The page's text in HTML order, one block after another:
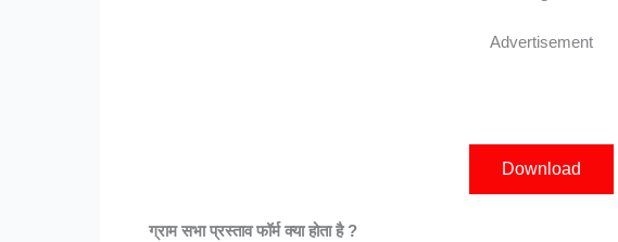
Advertisement
Download
ग्राम सभा प्रस्ताव फॉर्म क्या होता है ?